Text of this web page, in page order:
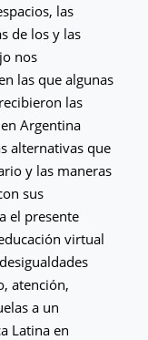
las
de los y las
nos
las que algunas
las
Argentina
alternativas que
y las maneras
sus
el presente
virtual
atención,
a un
Latina en